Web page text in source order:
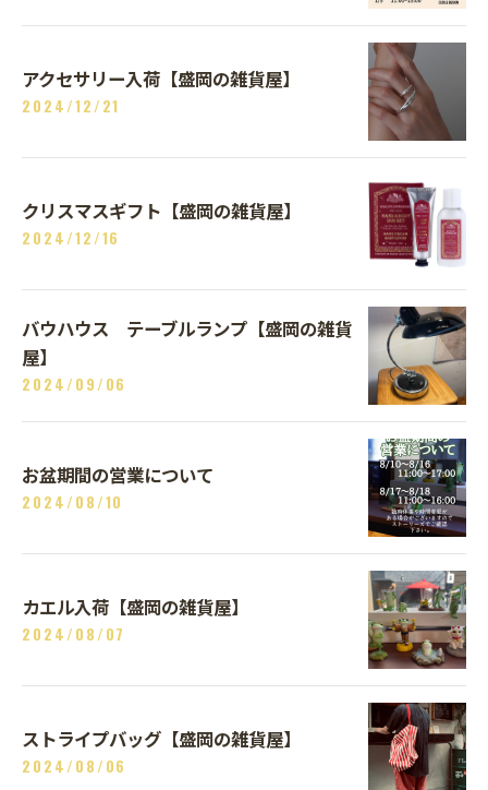
アクセサリー入荷【盛岡の雑貨屋】
2024/12/21
クリスマスギフト【盛岡の雑貨屋】
2024/12/16
バウハウス テーブルランプ【盛岡の雑貨
屋】
2024/09/06
お盆期間の営業について
2024/08/10
カエル入荷【盛岡の雑貨屋】
2024/08/07
ストライプバッグ【盛岡の雑貨屋】
2024/08/06